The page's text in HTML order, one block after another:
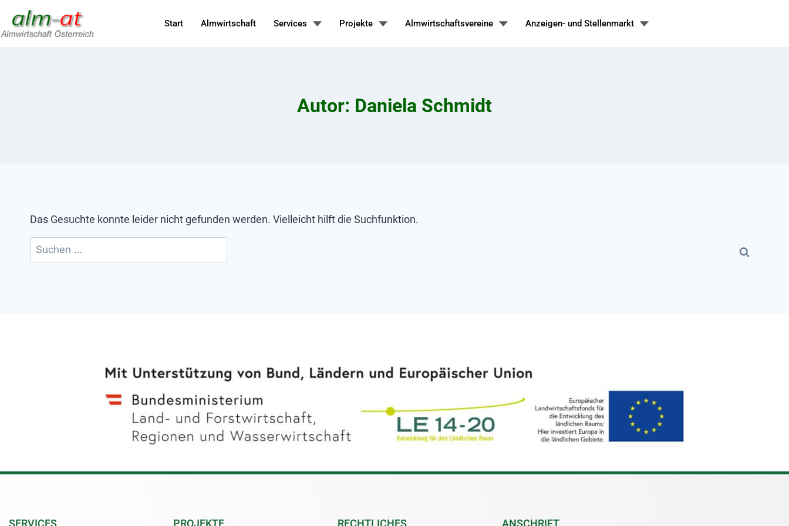
Start Almwirtschaft Services Projekte Almwirtschaftsvereine Anzeigen- und Stellenmarkt
Autor: Daniela Schmidt
Das Gesuchte konnte leider nicht gefunden werden. Vielleicht hilft die Suchfunktion.
SERVICES PROJEKTE RECHTLICHES ANSCHRIFT